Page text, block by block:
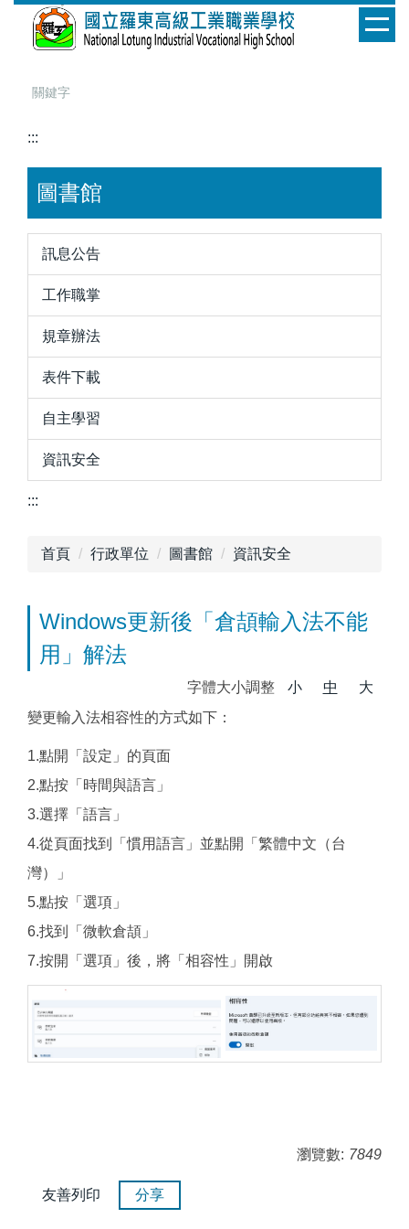
:::
圖書館
訊息公告
工作職掌
規章辦法
表件下載
自主學習
資訊安全
:::
首頁 行政單位 圖書館 資訊安全
Windows更新後「倉頡輸入法不能
用」解法
字體大小調整 小 中
大
變更輸入法相容性的方式如下：
1.點開「設定」的頁面
2.點按「時間與語言」
3.選擇「語言」
4.從頁面找到「慣用語言」並點開「繁體中文（台
灣）」
5.點按「選項」
6.找到「微軟倉頡」
7.按開「選項」後，將「相容性」開啟
瀏覽數: 7849
友善列印 分享